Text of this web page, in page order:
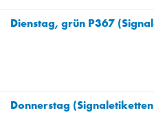
Dienstag, grün P367
Donnerstag